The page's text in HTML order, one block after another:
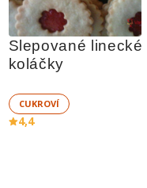
Slepované linecké
koláčky
CUKROVÍ
4,4